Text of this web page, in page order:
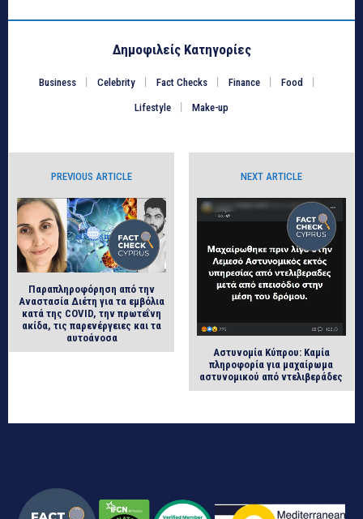
Δημοφιλείς Κατηγορίες
Business Celebrity Fact Checks Finance Food
Lifestyle Make-up
PREVIOUS ARTICLE
Παραπληροφόρηση από την
Αναστασία Διέτη για τα εμβόλια
κατά της COVID, την πρωτεΐνη
ακίδα, τις παρενέργειες και τα
αυτοάνοσα
NEXT ARTICLE
Αστυνομία Κύπρου: Καμία
πληροφορία για μαχαίρωμα
αστυνομικού από ντελιβεράδες